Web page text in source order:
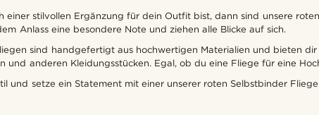
einer stilvollen Ergänzung für dein Outfit bist, dann sind unsere
Anlass eine besondere Note und ziehen alle Blicke auf sich.
sind handgefertigt aus hochwertigen Materialien und bieten
und anderen Kleidungsstücken. Egal, ob du eine Fliege für eine
und setze ein Statement mit einer unserer roten Selbstbinder